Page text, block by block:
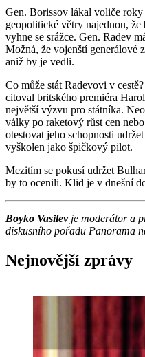
Gen. Borissov lákal voliče roky
geopolitické větry najednou,
vyhne se srážce. Gen. Radev
Možná, že vojenští generálové
aniž by je vedli.
Co může stát Radevovi v
citoval britského premiéra
největší výzvu pro státníka.
války po raketový růst cen
otestovat jeho schopnosti
vyškolen jako špičkový pilot.
Mezitím se pokusí udržet
by to ocenili. Klid je v dnešní
Boyko Vasilev je moderátor a
diskusního pořadu Panorama
Nejnovější zprávy